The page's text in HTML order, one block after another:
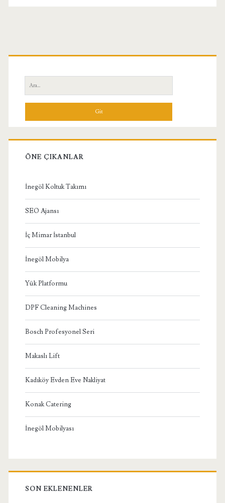
Birincil
Yan
Menü
Ara:
ÖNE ÇIKANLAR
İnegöl Koltuk Takımı
SEO Ajansı
İç Mimar İstanbul
İnegöl Mobilya
Yük Platformu
DPF Cleaning Machines
Bosch Profesyonel Seri
Makaslı Lift
Kadıköy Evden Eve Nakliyat
Konak Catering
İnegöl Mobilyası
SON EKLENENLER